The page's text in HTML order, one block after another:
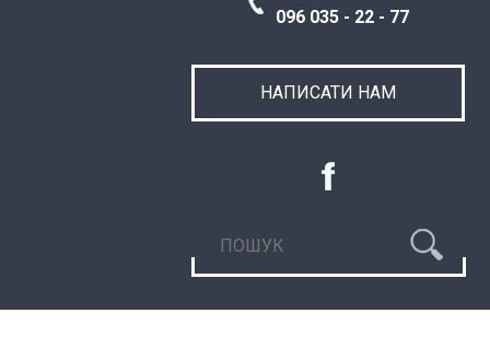
096 035 - 22 - 77
НАПИСАТИ НАМ